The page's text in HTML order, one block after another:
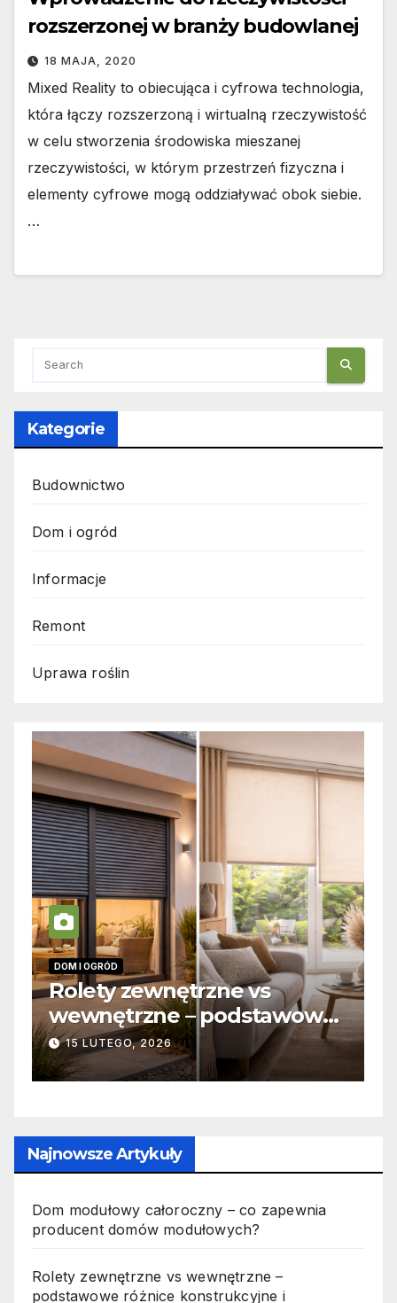
rozszerzonej w branży budowlanej
18 MAJA, 2020
Mixed Reality to obiecująca i cyfrowa technologia,
która łączy rozszerzoną i wirtualną rzeczywistość
w celu stworzenia środowiska mieszanej
rzeczywistości, w którym przestrzeń fizyczna i
elementy cyfrowe mogą oddziaływać obok siebie.
…
Kategorie
Budownictwo
Dom i ogród
Informacje
Remont
Uprawa roślin
DOM I OGRÓD
Rolety zewnętrzne vs
wewnętrzne – podstawowe
różnice konstrukcyjne i
funkcjonalne
15 LUTEGO, 2026
Najnowsze Artykuły
Dom modułowy całoroczny – co zapewnia
producent domów modułowych?
Rolety zewnętrzne vs wewnętrzne –
podstawowe różnice konstrukcyjne i